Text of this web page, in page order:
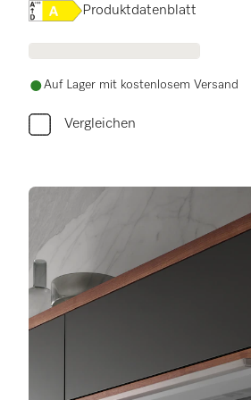
Onlinelabel Image, Energielabel
Produktdatenblatt
Auf Lager mit kostenlosem Versand
Vergleichen